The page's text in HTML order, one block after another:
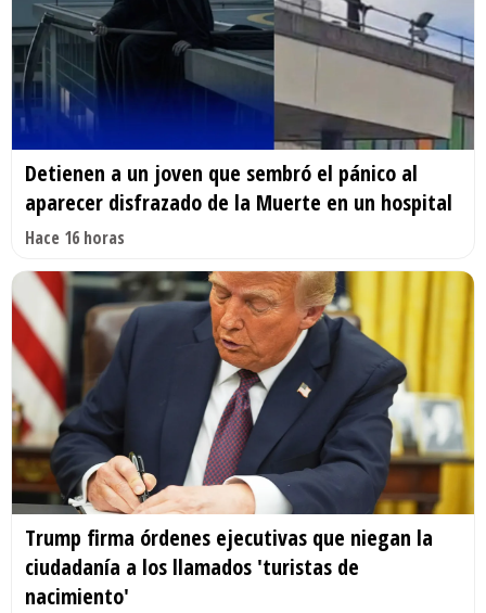
Detienen a un joven que sembró el pánico al
aparecer disfrazado de la Muerte en un hospital
Hace 16 horas
Trump firma órdenes ejecutivas que niegan la
ciudadanía a los llamados 'turistas de
nacimiento'